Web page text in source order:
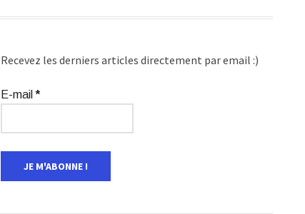
Recevez les derniers articles directement par email :)
E-mail*